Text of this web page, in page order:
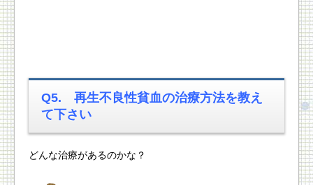
Q5. 再生不良性貧血の治療方法を教え
て下さい
どんな治療があるのかな？